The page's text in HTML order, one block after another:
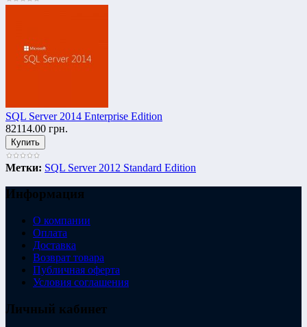
SQL Server 2014 Enterprise Edition
82114.00 грн.
Метки: SQL Server 2012 Standard Edition
Информация
О компании
Оплата
Доставка
Возврат товара
Публичная оферта
Условия соглашения
Личный кабинет